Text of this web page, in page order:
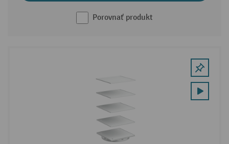
Porovnať produkt